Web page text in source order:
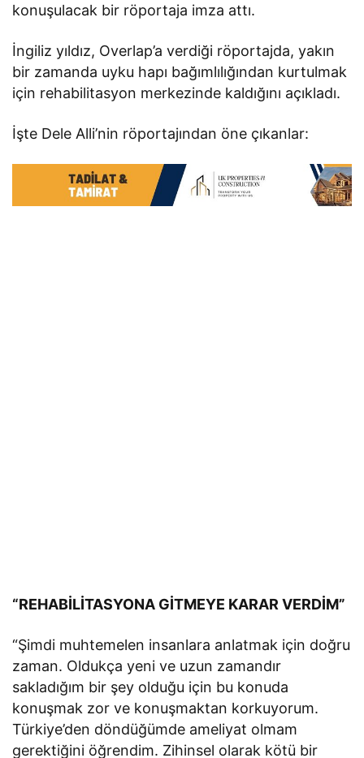
konuşulacak bir röportaja imza attı.
İngiliz yıldız, Overlap’a verdiği röportajda, yakın
bir zamanda uyku hapı bağımlılığından kurtulmak
için rehabilitasyon merkezinde kaldığını açıkladı.
İşte Dele Alli’nin röportajından öne çıkanlar:
“REHABİLİTASYONA GİTMEYE KARAR VERDİM”
“Şimdi muhtemelen insanlara anlatmak için doğru
zaman. Oldukça yeni ve uzun zamandır
sakladığım bir şey olduğu için bu konuda
konuşmak zor ve konuşmaktan korkuyorum.
Türkiye’den döndüğümde ameliyat olmam
gerektiğini öğrendim. Zihinsel olarak kötü bir